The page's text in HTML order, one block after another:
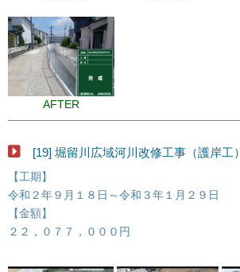
AFTER
[19] 堀留川広域河川改修工事（護岸工）
【工期】
令和２年９月１８日～令和３年１月２９日
【金額】
２２，０７７，０００円